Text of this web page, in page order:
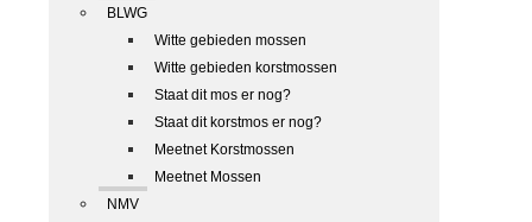
BLWG
Witte gebieden mossen
Witte gebieden korstmossen
Staat dit mos er nog?
Staat dit korstmos er nog?
Meetnet Korstmossen
Meetnet Mossen
NMV